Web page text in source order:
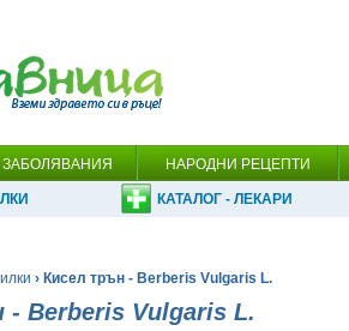
ЗАБОЛЯВАНИЯ НАРОДНИ РЕЦЕПТИ
КАТАЛОГ - ЛЕКАРИ
› Кисел трън - Berberis Vulgaris L.
Berberis Vulgaris L.